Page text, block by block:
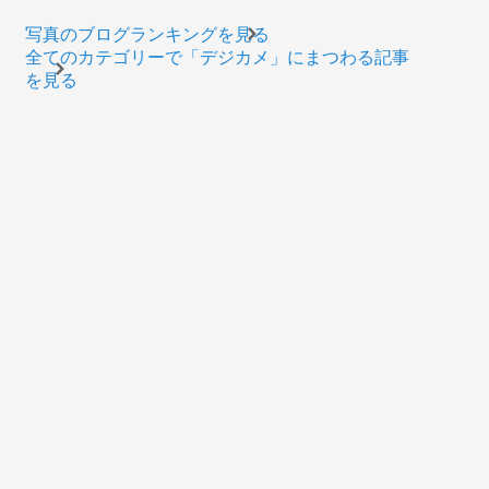
写真のブログランキングを見る
全てのカテゴリーで「デジカメ」にまつわる記事
を見る